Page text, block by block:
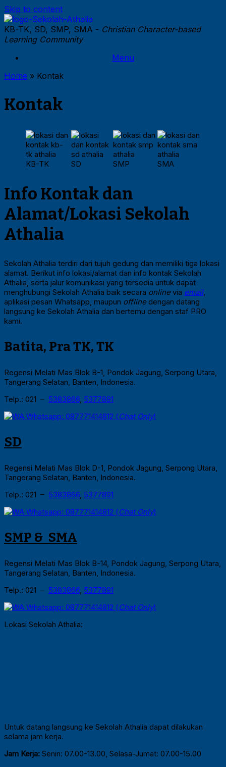
Skip to content
KB-TK, SD, SMP, SMA - Christian Character-based
Learning Community
Menu
Home » Kontak
Kontak
KB-TK SD SMP SMA
Info Kontak dan
Alamat/Lokasi Sekolah
Athalia
Sekolah Athalia terdiri dari tujuh gedung dan memiliki tiga lokasi
alamat. Berikut info lokasi/alamat dan info kontak Sekolah
Athalia, serta jalur komunikasi yang tersedia untuk dapat
menghubungi Sekolah Athalia baik secara onlinevia email,
aplikasi pesan Whatsapp, maupun offlinedengan datang
langsung ke Sekolah Athalia dan bertemu dengan staf PRO
kami.
Batita, Pra TK, TK
Regensi Melati Mas Blok B-1, Pondok Jagung, Serpong Utara,
Tangerang Selatan, Banten, Indonesia.
Telp.: 021 – 5383866 5377891
Whatsapp: 087771414812 (Chat Only)
SD
Regensi Melati Mas Blok D-1, Pondok Jagung, Serpong Utara,
Tangerang Selatan, Banten, Indonesia.
Telp.: 021 – 5383866 5377891
Whatsapp: 087771414812 (Chat Only)
SMP & SMA
Regensi Melati Mas Blok B-14, Pondok Jagung, Serpong Utara,
Tangerang Selatan, Banten, Indonesia.
Telp.: 021 – 5383866 5377891
Whatsapp: 087771414812 (Chat Only)
Lokasi Sekolah Athalia:
Untuk datang langsung ke Sekolah Athalia dapat dilakukan
selama jam kerja.
Jam Kerja: Senin: 07.00-13.00, Selasa-Jumat: 07.00-15.00